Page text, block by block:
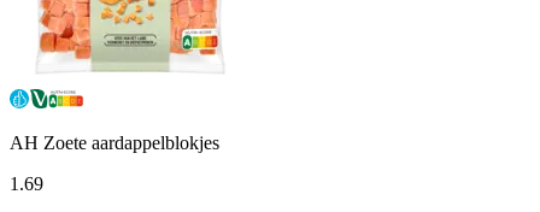
AH Zoete aardappelblokjes
1 .69